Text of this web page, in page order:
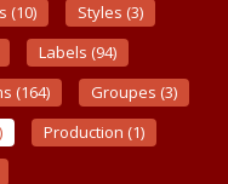
(10)
Styles (3)
Labels (94)
(164)
Groupes (3)
Production (1)